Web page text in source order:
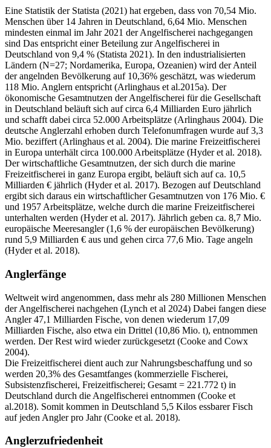
Eine Statistik der Statista (2021) hat ergeben, dass von 70,54 Mio.
Menschen über 14 Jahren in Deutschland, 6,64 Mio. Menschen
mindesten einmal im Jahr 2021 der Angelfischerei nachgegangen
sind Das entspricht einer Beteilung zur Angelfischerei in
Deutschland von 9,4 % (Statista 2021). In den industrialisierten
Ländern (N=27; Nordamerika, Europa, Ozeanien) wird der Anteil
der angelnden Bevölkerung auf 10,36% geschätzt, was wiederum
118 Mio. Anglern entspricht (Arlinghaus et al.2015a). Der
ökonomische Gesamtnutzen der Angelfischerei für die Gesellschaft
in Deutschland beläuft sich auf circa 6,4 Milliarden Euro jährlich
und schafft dabei circa 52.000 Arbeitsplätze (Arlinghaus 2004). Die
deutsche Anglerzahl erhoben durch Telefonumfragen wurde auf 3,3
Mio. beziffert (Arlinghaus et al. 2004). Die marine Freizeitfischerei
in Europa unterhält circa 100.000 Arbeitsplätze (Hyder et al. 2018).
Der wirtschaftliche Gesamtnutzen, der sich durch die marine
Freizeitfischerei in ganz Europa ergibt, beläuft sich auf ca. 10,5
Milliarden € jährlich (Hyder et al. 2017). Bezogen auf Deutschland
ergibt sich daraus ein wirtschaftlicher Gesamtnutzen von 176 Mio. €
und 1957 Arbeitsplätze, welche durch die marine Freizeitfischerei
unterhalten werden (Hyder et al. 2017). Jährlich geben ca. 8,7 Mio.
europäische Meeresangler (1,6 % der europäischen Bevölkerung)
rund 5,9 Milliarden € aus und gehen circa 77,6 Mio. Tage angeln
(Hyder et al. 2018).
Anglerfänge
Weltweit wird angenommen, dass mehr als 280 Millionen Menschen
der Angelfischerei nachgehen (Lynch et al 2024) Dabei fangen diese
Angler 47,1 Milliarden Fische, von denen wiederum 17,09
Milliarden Fische, also etwa ein Drittel (10,86 Mio. t), entnommen
werden. Der Rest wird wieder zurückgesetzt (Cooke and Cowx
2004).
Die Freizeitfischerei dient auch zur Nahrungsbeschaffung und so
werden 20,3% des Gesamtfanges (kommerzielle Fischerei,
Subsistenzfischerei, Freizeitfischerei; Gesamt = 221.772 t) in
Deutschland durch die Angelfischerei entnommen (Cooke et
al.2018). Somit kommen in Deutschland 5,5 Kilos essbarer Fisch
auf jeden Angler pro Jahr (Cooke et al. 2018).
Anglerzufriedenheit